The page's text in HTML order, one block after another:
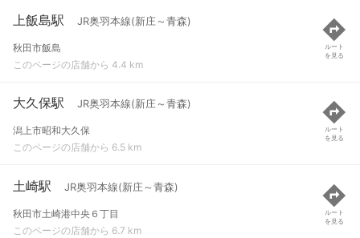
上飯島駅 JR奥羽本線(新庄～青森)
秋田市飯島
このページの店舗から 4.4 km
ルート
を見る
大久保駅 JR奥羽本線(新庄～青森)
潟上市昭和大久保
このページの店舗から 6.5 km
ルート
を見る
土崎駅 JR奥羽本線(新庄～青森)
秋田市土崎港中央６丁目
このページの店舗から 6.7 km
ルート
を見る